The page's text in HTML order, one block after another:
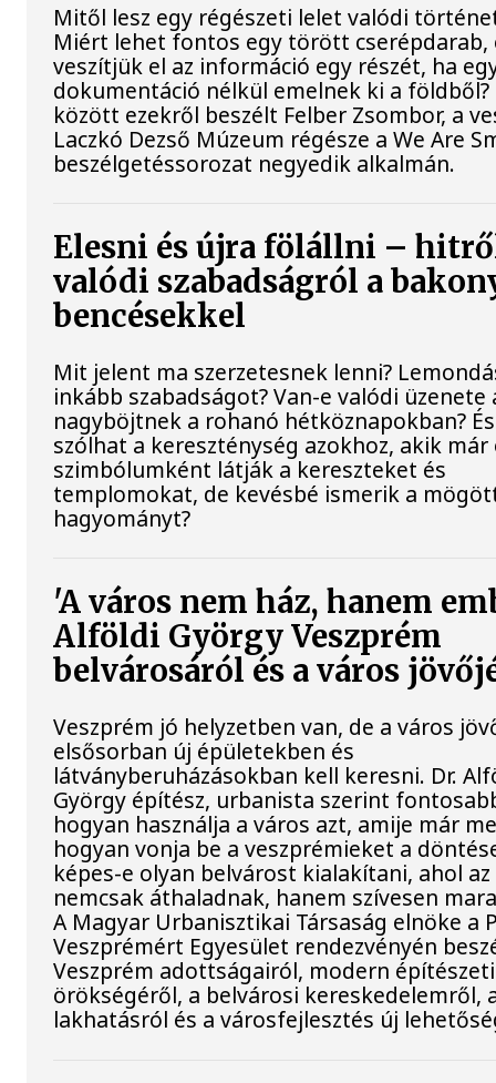
Mitől lesz egy régészeti lelet valódi
Miért lehet fontos egy törött cserépdarab,
veszítjük el az információ egy részét, ha
dokumentáció nélkül emelnek ki a földből?
között ezekről beszélt Felber Zsombor, a
Laczkó Dezső Múzeum régésze a We Are
beszélgetéssorozat negyedik alkalmán.
Elesni és újra fölállni –
valódi szabadságról a
bencésekkel
Mit jelent ma szerzetesnek lenni?
inkább szabadságot? Van-e valódi üzenete
nagyböjtnek a rohanó hétköznapokban?
szólhat a kereszténység azokhoz, akik
szimbólumként látják a kereszteket és
templomokat, de kevésbé ismerik a
hagyományt?
'A város nem ház, hanem
Alföldi György Veszprém
belvárosáról és a város
Veszprém jó helyzetben van, de a város
elsősorban új épületekben és
látványberuházásokban kell keresni. Dr.
György építész, urbanista szerint
hogyan használja a város azt, amije már
hogyan vonja be a veszprémieket a
képes-e olyan belvárost kialakítani, ahol
nemcsak áthaladnak, hanem szívesen
A Magyar Urbanisztikai Társaság elnöke a
Veszprémért Egyesület rendezvényén
Veszprém adottságairól, modern építészeti
örökségéről, a belvárosi kereskedelemről,
lakhatásról és a városfejlesztés új